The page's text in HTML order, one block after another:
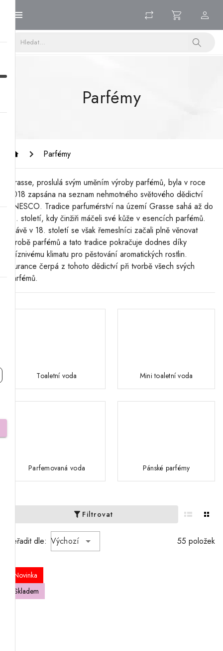
Parfémy
Parfémy
Grasse, proslulá svým uměním výroby parfémů, byla v roce
2018 zapsána na seznam nehmotného světového dědictví
UNESCO. Tradice parfumérství na území Grasse sahá až do
16. století, kdy činžiři máčeli své kůže v esencích parfémů.
Právě v 18. století se však řemeslníci začali plně věnovat
výrobě parfémů a tato tradice pokračuje dodnes díky
příznivému klimatu pro pěstování aromatických rostlin.
Durance čerpá z tohoto dědictví při tvorbě všech svých
parfémů.
Toaletní voda Mini toaletní voda
Parfemovaná voda Pánské parfémy
Filtrovat
55 položek
Seřadit dle: Výchozí
Novinka
Skladem